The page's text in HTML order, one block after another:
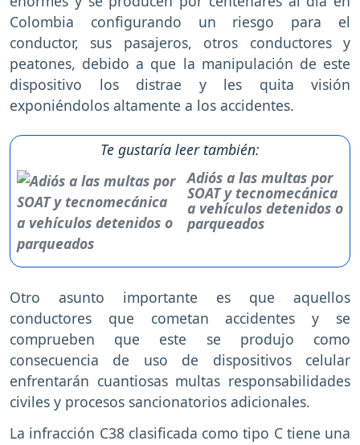
Colombia configurando un riesgo para el
conductor, sus pasajeros, otros conductores y
peatones, debido a que la manipulación de este
dispositivo los distrae y les quita visión
exponiéndolos altamente a los accidentes.
Te gustaría leer también:
Adiós a las multas por
SOAT y tecnomecánica
a vehículos detenidos o
parqueados
Otro asunto importante es que aquellos
conductores que cometan accidentes y se
comprueben que este se produjo como
consecuencia de uso de dispositivos celular
enfrentarán cuantiosas multas responsabilidades
civiles y procesos sancionatorios adicionales.
La infracción C38 clasificada como tipo C tiene una